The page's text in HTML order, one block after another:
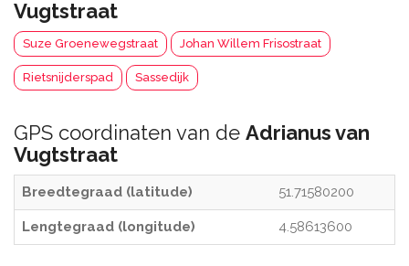
Vugtstraat
Suze Groenewegstraat Johan Willem Frisostraat
Rietsnijderspad Sassedijk
GPS coordinaten van de Adrianus van
Vugtstraat
Breedtegraad (latitude) 51.71580200
Lengtegraad (longitude) 4.58613600